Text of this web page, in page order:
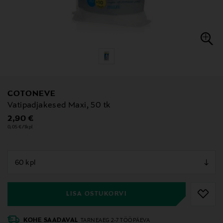
COTONEVE
Vatipadjakesed Maxi, 50 tk
Original Price
2,90 €
0,05 €/1kpl
LISA OSTUKORVI
null
KOHE SAADAVAL TARNEAEG 2-7 TÖÖPÄEVA